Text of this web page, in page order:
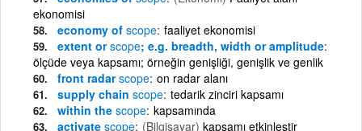
ekonomisi
economy of scope faaliyet ekonomisi
extent orscope; e.g. breadth, width or amplitude
ölçüde veya kapsamı; örneğin genişliği, genişlik ve genlik
front radarscope on radar alanı
supply chain scope tedarik zinciri kapsamı
within the scope kapsamında
activate scope (Bilgisayar) kapsamı etkinleştir